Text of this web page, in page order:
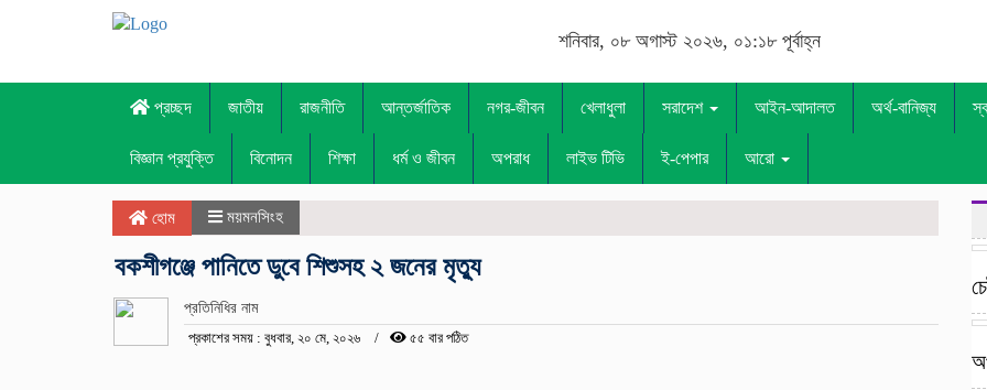
শনিবার, ০৮ অগাস্ট ২০২৬, ০১:১৮ পূর্বাহ্ন
প্রচ্ছদ জাতীয় রাজনীতি আন্তর্জাতিক নগর-জীবন খেলাধুলা সরাদেশ আইন-আদালত অর্থ-বানিজ্য
বিজ্ঞান প্রযুক্তি বিনোদন শিক্ষা ধর্ম ও জীবন অপরাধ লাইভ টিভি ই-পেপার আরো
হোম ময়মনসিংহ
বকশীগঞ্জে পানিতে ডুবে শিশুসহ ২ জনের মৃত্যু
প্রতিনিধির নাম
প্রকাশের সময় : বুধবার, ২০ মে, ২০২৬
৫৫ বার পঠিত